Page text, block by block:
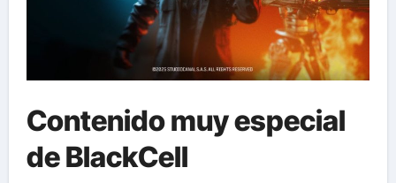
Contenido muy especial
de BlackCell